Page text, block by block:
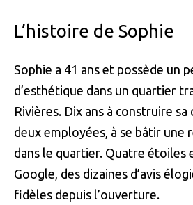
L’histoire de Sophie
Sophie a 41 ans et possède un
d’esthétique dans un quartier
Rivières. Dix ans à construire
deux employées, à se bâtir une
dans le quartier. Quatre étoiles
Google, des dizaines d’avis
fidèles depuis l’ouverture.